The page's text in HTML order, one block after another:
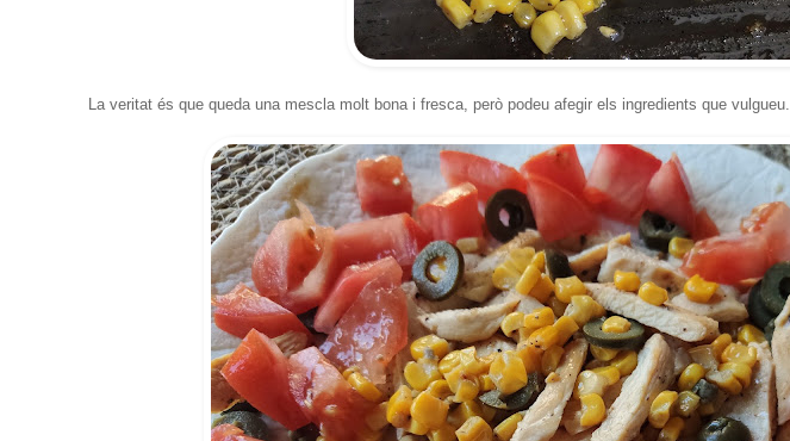
La veritat és que queda una mescla molt bona i fresca, però podeu afegir els ingredients que vulgueu.